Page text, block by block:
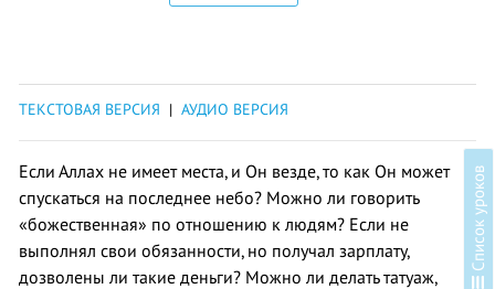
в
ТЕКСТОВАЯ ВЕРСИЯ | АУДИО ВЕРСИЯ
Если Аллах не имеет места, и Он везде, то как Он может
спускаться на последнее небо? Можно ли говорить
«божественная» по отношению к людям? Если не
выполнял свои обязанности, но получал зарплату,
дозволены ли такие деньги? Можно ли делать татуаж,